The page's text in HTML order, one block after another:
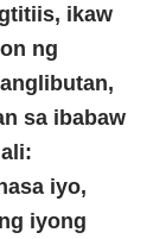
ikaw
ng
sa ibabaw
iyo,
iyong